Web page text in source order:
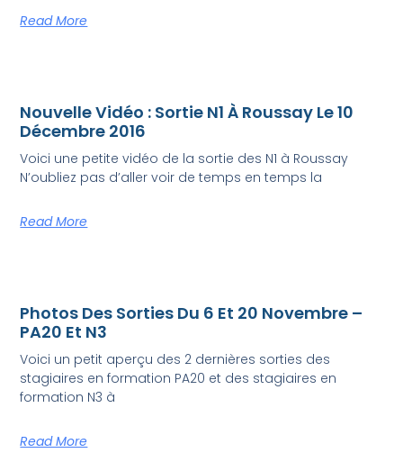
Read More
Nouvelle Vidéo : Sortie N1 À Roussay Le 10
Décembre 2016
Voici une petite vidéo de la sortie des N1 à Roussay
N’oubliez pas d’aller voir de temps en temps la
Read More
Photos Des Sorties Du 6 Et 20 Novembre –
PA20 Et N3
Voici un petit aperçu des 2 dernières sorties des
stagiaires en formation PA20 et des stagiaires en
formation N3 à
Read More